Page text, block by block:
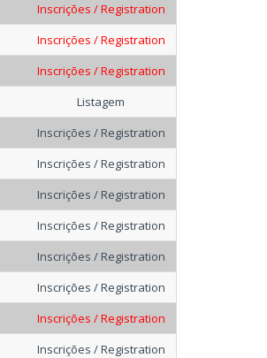
Inscrições / Registration
Inscrições / Registration
Inscrições / Registration
Listagem
Inscrições / Registration
Inscrições / Registration
Inscrições / Registration
Inscrições / Registration
Inscrições / Registration
Inscrições / Registration
Inscrições / Registration
Inscrições / Registration